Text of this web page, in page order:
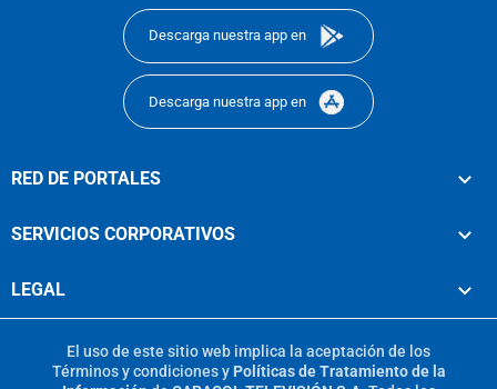
Descarga nuestra app en
Descarga nuestra app en
RED DE PORTALES
SERVICIOS CORPORATIVOS
LEGAL
El uso de este sitio web implica la aceptación de los
Términos y condicionesy Políticas de Tratamiento de la